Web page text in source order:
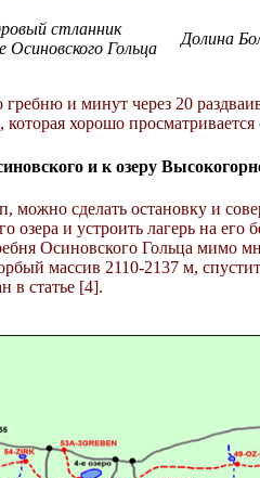
стланник
Осиновского Гольца
Долина
и минут через 20
хорошо просматривается
и к озеру
можно сделать остановку и
озера и устроить лагерь на
Осиновского Гольца мимо
массив 2110-2137 м,
в статье [4].